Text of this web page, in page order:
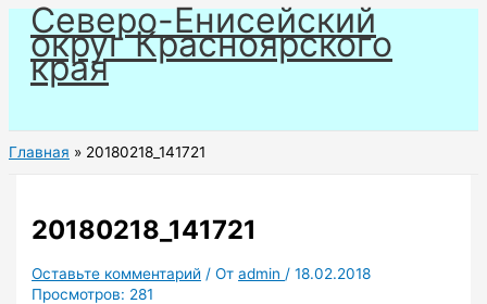
Перейти
содержимому
Северо-Енисейский
округ Красноярского
края
Главная 20180218_141721
20180218_141721
Оставьте комментарий / Отadmin /18.02.2018
Просмотров: 281